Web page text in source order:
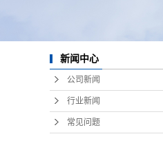
新闻中心
公司新闻
行业新闻
常见问题